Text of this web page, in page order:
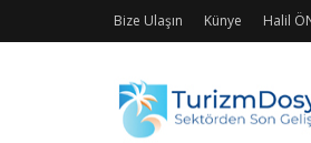
Bize Ulaşın Künye Halil